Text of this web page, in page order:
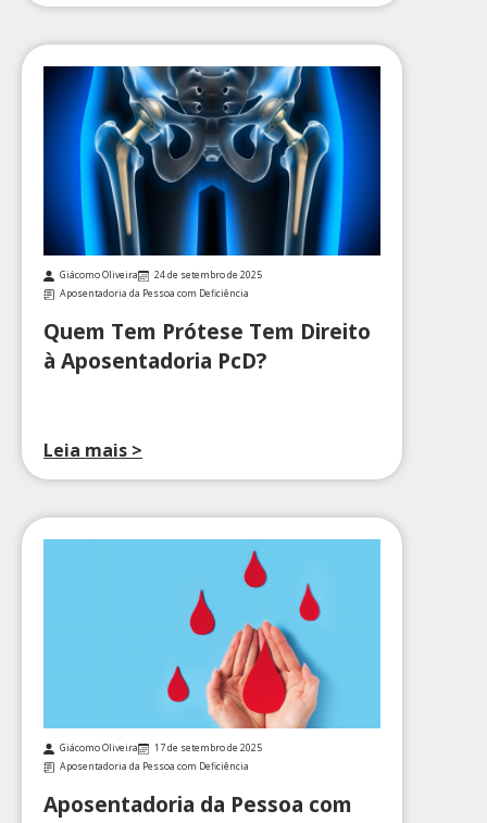
Giácomo Oliveira
24 de setembro de 2025
Aposentadoria da Pessoa com Deficiência
Quem Tem Prótese Tem Direito
à Aposentadoria PcD?
Leia mais >
Giácomo Oliveira
17 de setembro de 2025
Aposentadoria da Pessoa com Deficiência
Aposentadoria da Pessoa com